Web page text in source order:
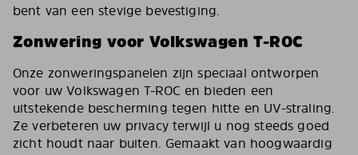
bent van een stevige bevestiging.
Zonwering voor Volkswagen T-ROC
Onze zonweringspanelen zijn speciaal ontworpen
voor uw Volkswagen T-ROC en bieden een
uitstekende bescherming tegen hitte en UV-straling.
Ze verbeteren uw privacy terwijl u nog steeds goed
zicht houdt naar buiten. Gemaakt van hoogwaardig